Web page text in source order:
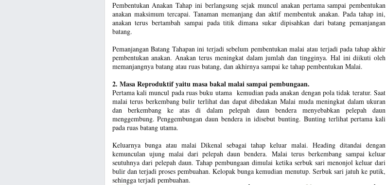
Pembentukan Anakan Tahap ini berlangsung sejak muncul anakan pertama sampai pembentukan
anakan maksimum tercapai. Tanaman memanjang dan aktif membentuk anakan. Pada tahap ini,
anakan terus bertambah sampai pada titik dimana sukar dipisahkan dari batang pemanjangan
batang.
Pemanjangan Batang Tahapan ini terjadi sebelum pembentukan malai atau terjadi pada tahap akhir
pembentukan anakan. Anakan terus meningkat dalam jumlah dan tingginya. Hal ini diikuti oleh
memanjangnya batang atau ruas batang, dan akhirnya sampai ke tahap pembentukan Malai.
2. Masa Reproduktif yaitu masa bakal malai sampai pembungaan.
Pertama kali muncul pada ruas buku utama kemudian pada anakan dengan pola tidak teratur. Saat
malai terus berkembang bulir terlihat dan dapat dibedakan Malai muda meningkat dalam ukuran
dan berkembang ke atas di dalam pelepah daun bendera menyebabkan pelepah daun
menggembung. Penggembungan daun bendera in idisebut bunting. Bunting terlihat pertama kali
pada ruas batang utama.
Keluarnya bunga atau malai Dikenal sebagai tahap keluar malai. Heading ditandai dengan
kemunculan ujung malai dari pelepah daun bendera. Malai terus berkembang sampai keluar
seutuhnya dari pelepah daun. Tahap pembungaan dimulai ketika serbuk sari menonjol keluar dari
bulir dan terjadi proses pembuahan. Kelopak bunga kemudian menutup. Serbuk sari jatuh ke putik,
sehingga terjadi pembuahan.